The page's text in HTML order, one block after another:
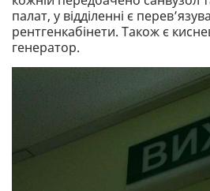
палат, у відділенні є
рентгенкабінети. Також є
генератор.